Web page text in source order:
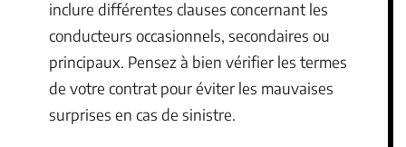
inclure différentes clauses concernant les
conducteurs occasionnels, secondaires ou
principaux. Pensez à bien vérifier les termes
de votre contrat pour éviter les mauvaises
surprises en cas de sinistre.